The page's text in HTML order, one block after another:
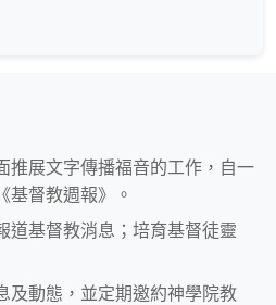
推展文字傳播福音的工作，自一
基督教週報》。
道基督教消息；培育基督徒靈
及動態，並定期邀約神學院教